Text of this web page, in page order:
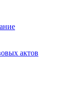
актов